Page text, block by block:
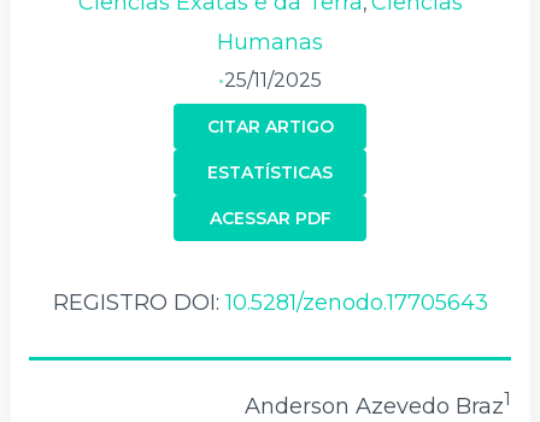
Humanas
•25/11/2025
CITAR ARTIGO
ACESSAR PDF
ESTATÍSTICAS
REGISTRO DOI:10.5281/zenodo.17705643
Anderson Azevedo Braz1